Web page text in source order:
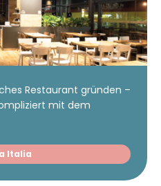
Restaurant gründen –
mit dem
Italia